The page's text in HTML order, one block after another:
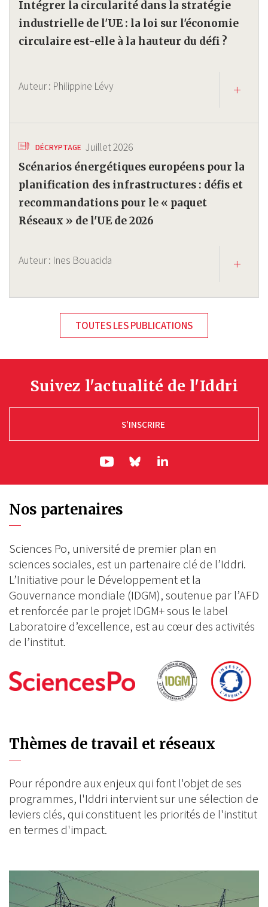
Intégrer la circularité dans la stratégie
industrielle de l'UE : la loi sur l'économie
circulaire est-elle à la hauteur du défi ?
Auteur : Philippine Lévy
DÉCRYPTAGE Juillet 2026
Scénarios énergétiques européens pour la
planification des infrastructures : défis et
recommandations pour le « paquet
Réseaux » de l'UE de 2026
Auteur : Ines Bouacida
TOUTES LES PUBLICATIONS
Suivez l'actualité de l'Iddri
S'INSCRIRE
ln|LinkedIn
Nos partenaires
Sciences Po, université de premier plan en
sciences sociales, est un partenaire clé de l’Iddri.
L’Initiative pour le Développement et la
Gouvernance mondiale (IDGM), soutenue par l’AFD
et renforcée par le projet IDGM+ sous le label
Laboratoire d’excellence, est au cœur des activités
de l’institut.
Thèmes de travail et réseaux
Pour répondre aux enjeux qui font l'objet de ses
programmes, l'Iddri intervient sur une sélection de
leviers clés, qui constituent les priorités de l'institut
en termes d'impact.